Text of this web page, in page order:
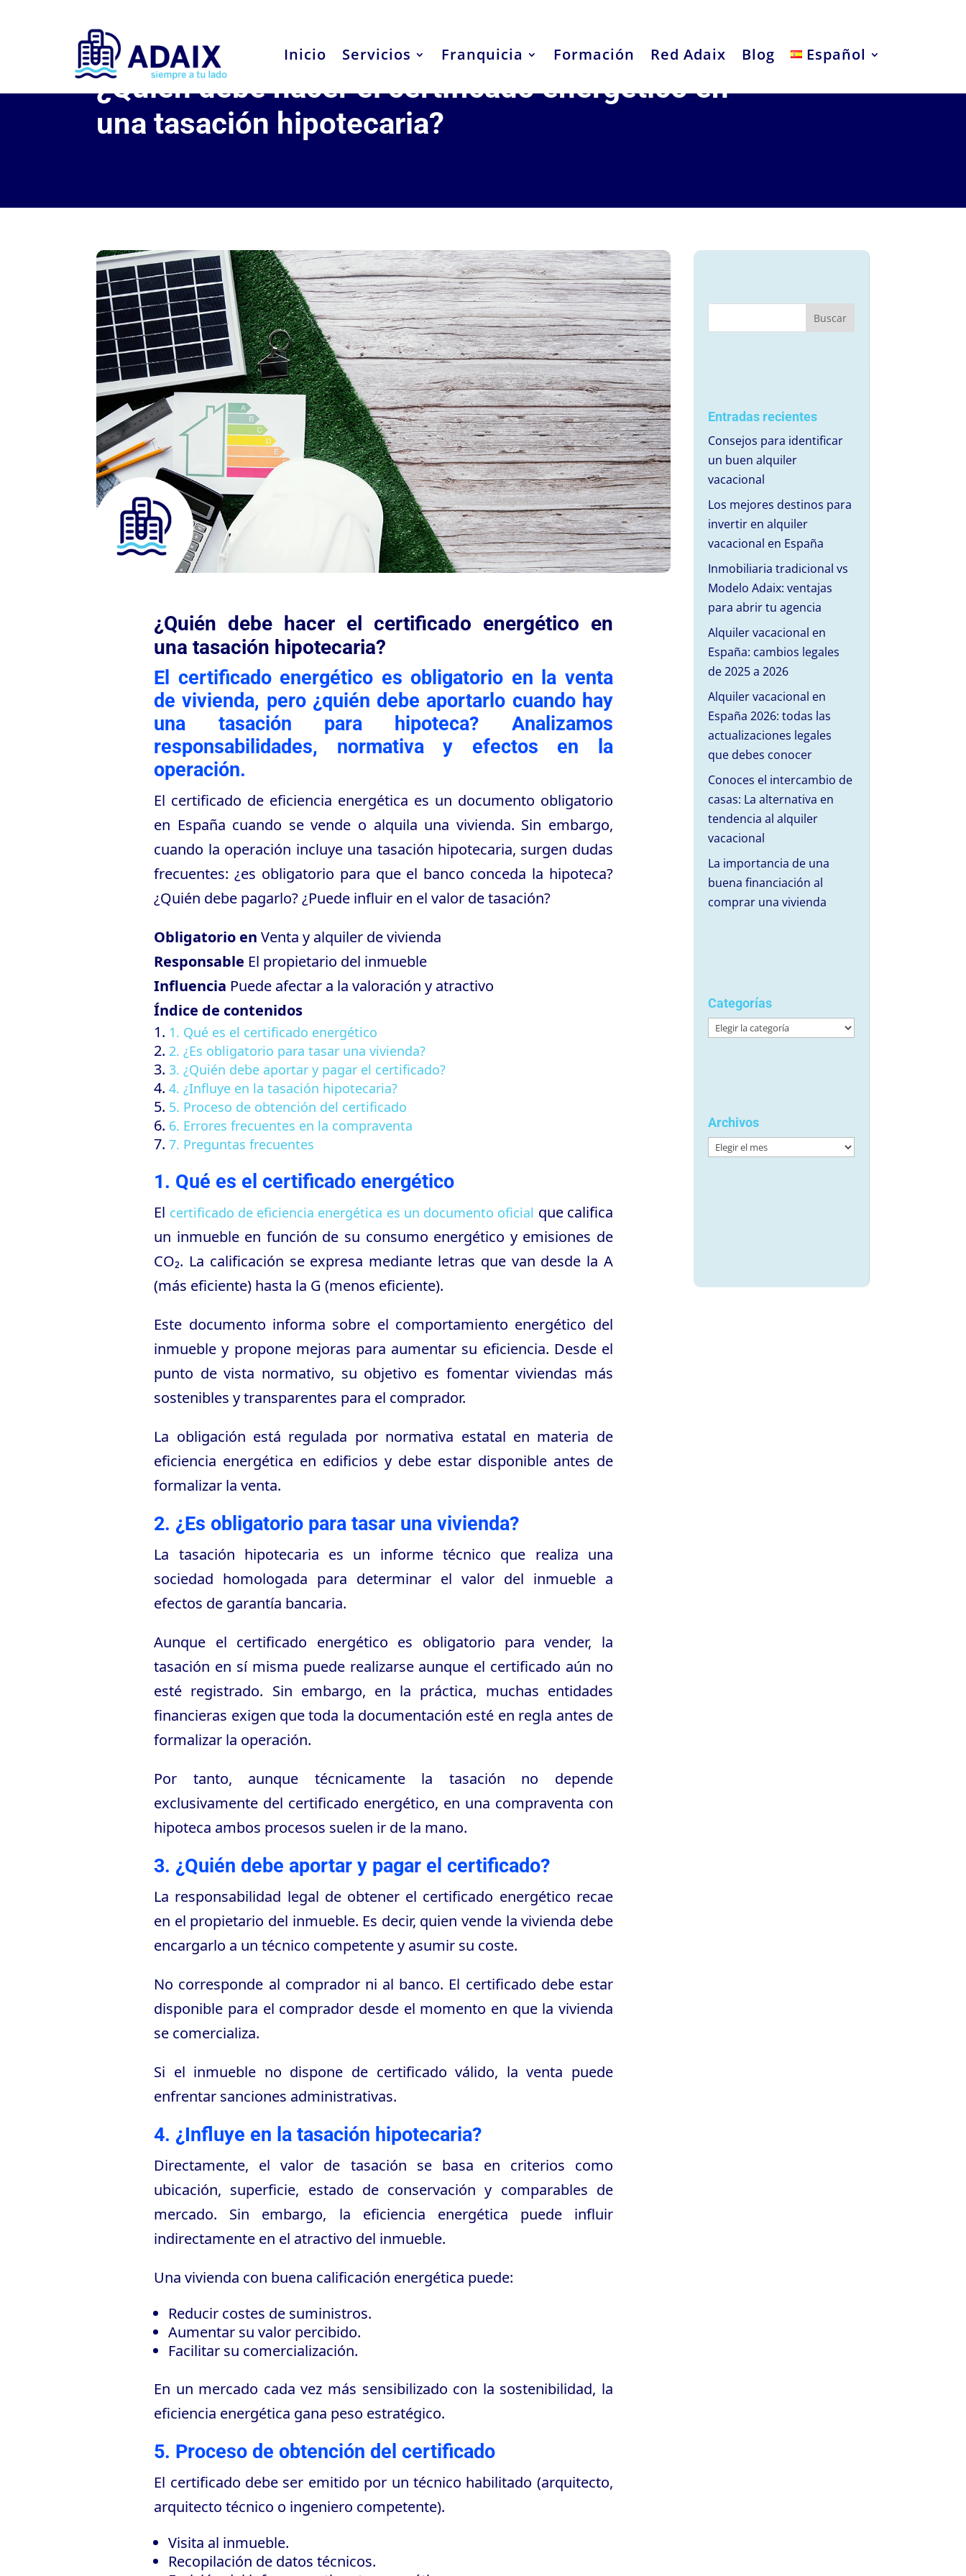
Inicio Servicios Franquicia Formación Red Adaix Blog Español
¿Quién debe hacer el certificado energético en
una tasación hipotecaria?
¿Quién debe hacer el certificado energético en
una tasación hipotecaria?
El certificado energético es obligatorio en la venta
de vivienda, pero ¿quién debe aportarlo cuando hay
una tasación para hipoteca? Analizamos
responsabilidades, normativa y efectos en la
operación.
El certificado de eficiencia energética es un documento obligatorio
en España cuando se vende o alquila una vivienda. Sin embargo,
cuando la operación incluye una tasación hipotecaria, surgen dudas
frecuentes: ¿es obligatorio para que el banco conceda la hipoteca?
¿Quién debe pagarlo? ¿Puede influir en el valor de tasación?
Obligatorio enVenta y alquiler de vivienda
Responsable El propietario del inmueble
Influencia Puede afectar a la valoración y atractivo
Índice de contenidos
1. Qué es el certificado energético
2. ¿Es obligatorio para tasar una vivienda?
3. ¿Quién debe aportar y pagar el certificado?
4. ¿Influye en la tasación hipotecaria?
5. Proceso de obtención del certificado
6. Errores frecuentes en la compraventa
7. Preguntas frecuentes
1. Qué es el certificado energético
El certificado de eficiencia energética es un documento oficial que califica
un inmueble en función de su consumo energético y emisiones de
CO₂. La calificación se expresa mediante letras que van desde la A
(más eficiente) hasta la G (menos eficiente).
Este documento informa sobre el comportamiento energético del
inmueble y propone mejoras para aumentar su eficiencia. Desde el
punto de vista normativo, su objetivo es fomentar viviendas más
sostenibles y transparentes para el comprador.
La obligación está regulada por normativa estatal en materia de
eficiencia energética en edificios y debe estar disponible antes de
formalizar la venta.
2. ¿Es obligatorio para tasar una vivienda?
La tasación hipotecaria es un informe técnico que realiza una
sociedad homologada para determinar el valor del inmueble a
efectos de garantía bancaria.
Aunque el certificado energético es obligatorio para vender, la
tasación en sí misma puede realizarse aunque el certificado aún no
esté registrado. Sin embargo, en la práctica, muchas entidades
financieras exigen que toda la documentación esté en regla antes de
formalizar la operación.
Por tanto, aunque técnicamente la tasación no depende
exclusivamente del certificado energético, en una compraventa con
hipoteca ambos procesos suelen ir de la mano.
3. ¿Quién debe aportar y pagar el certificado?
La responsabilidad legal de obtener el certificado energético recae
en el propietario del inmueble. Es decir, quien vende la vivienda debe
encargarlo a un técnico competente y asumir su coste.
No corresponde al comprador ni al banco. El certificado debe estar
disponible para el comprador desde el momento en que la vivienda
se comercializa.
Si el inmueble no dispone de certificado válido, la venta puede
enfrentar sanciones administrativas.
4. ¿Influye en la tasación hipotecaria?
Directamente, el valor de tasación se basa en criterios como
ubicación, superficie, estado de conservación y comparables de
mercado. Sin embargo, la eficiencia energética puede influir
indirectamente en el atractivo del inmueble.
Una vivienda con buena calificación energética puede:
Reducir costes de suministros.
Aumentar su valor percibido.
Facilitar su comercialización.
En un mercado cada vez más sensibilizado con la sostenibilidad, la
eficiencia energética gana peso estratégico.
5. Proceso de obtención del certificado
El certificado debe ser emitido por un técnico habilitado (arquitecto,
arquitecto técnico o ingeniero competente).
Visita al inmueble.
Recopilación de datos técnicos.
Entradas recientes
Consejos para identificar
un buen alquiler
vacacional
Los mejores destinos para
invertir en alquiler
vacacional en España
Inmobiliaria tradicional vs
Modelo Adaix: ventajas
para abrir tu agencia
Alquiler vacacional en
España: cambios legales
de 2025 a 2026
Alquiler vacacional en
España 2026: todas las
actualizaciones legales
que debes conocer
Conoces el intercambio de
casas: La alternativa en
tendencia al alquiler
vacacional
La importancia de una
buena financiación al
comprar una vivienda
Categorías
Categorías
Archivos
Archivos